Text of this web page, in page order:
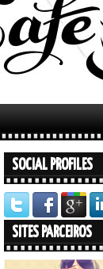
SOCIAL PROFILES
SITES PARCEIROS